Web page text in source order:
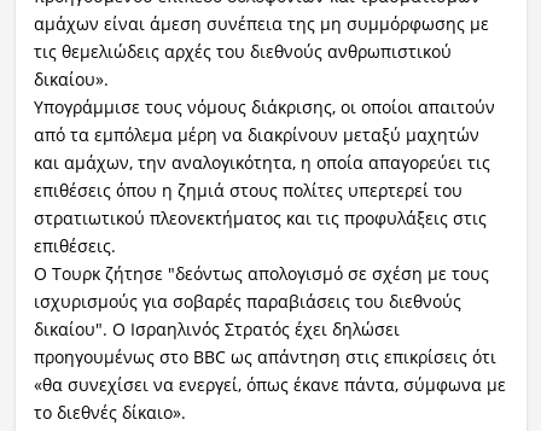
αμάχων είναι άμεση συνέπεια της μη συμμόρφωσης με
τις θεμελιώδεις αρχές του διεθνούς ανθρωπιστικού
δικαίου».
Υπογράμμισε τους νόμους διάκρισης, οι οποίοι απαιτούν
από τα εμπόλεμα μέρη να διακρίνουν μεταξύ μαχητών
και αμάχων, την αναλογικότητα, η οποία απαγορεύει τις
επιθέσεις όπου η ζημιά στους πολίτες υπερτερεί του
στρατιωτικού πλεονεκτήματος και τις προφυλάξεις στις
επιθέσεις.
Ο Τουρκ ζήτησε "δεόντως απολογισμό σε σχέση με τους
ισχυρισμούς για σοβαρές παραβιάσεις του διεθνούς
δικαίου". Ο Ισραηλινός Στρατός έχει δηλώσει
προηγουμένως στο BBC ως απάντηση στις επικρίσεις ότι
«θα συνεχίσει να ενεργεί, όπως έκανε πάντα, σύμφωνα με
το διεθνές δίκαιο».